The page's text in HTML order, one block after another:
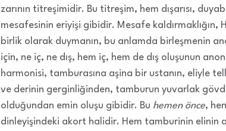
zarının titreşimidir. Bu titreşim, hem dışarısı,
mesafesinin eriyişi gibidir. Mesafe kaldırmaklığın,
birlik olarak duymanın, bu anlamda birleşmenin
için, ne iç, ne dış, hem iç, hem de dış oluşunun
harmonisi, tamburasına aşina bir ustanın, eliyle
ve derinin gerginliğinden, tamburun yuvarlak
olduğundan emin oluşu gibidir. Bu hemen önce,
dinleyişindeki akort halidir. Hem tamburinin elinin